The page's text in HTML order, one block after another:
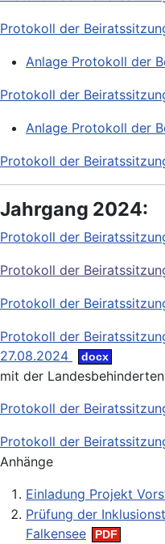
Protokoll der
Anlage Protokoll der
Protokoll der
Anlage Protokoll der
Protokoll der
Jahrgang 2024:
Protokoll der
Protokoll der
Protokoll der
Protokoll der
27.08.2024
mit der
Protokoll der
Protokoll der
Anhänge
Einladung Projekt
Prüfung der
Falkensee